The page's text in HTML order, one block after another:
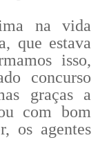
na vida
que estava
isso,
concurso
graças a
com bom
os agentes